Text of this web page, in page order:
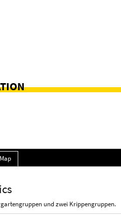
Map
und zwei Krippengruppen.